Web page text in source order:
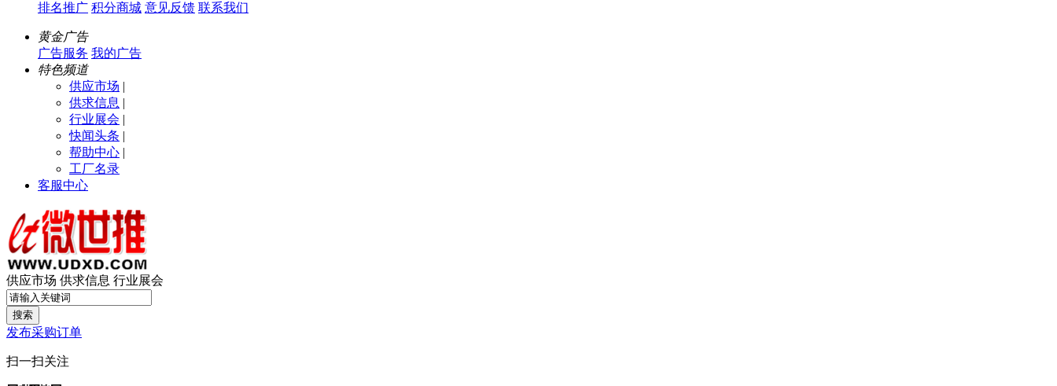
排名推广 积分商城 意见反馈 联系我们
黄金广告
广告服务 我的广告
特色频道
供应市场 |
供求信息 |
行业展会 |
快闻头条 |
帮助中心 |
工厂名录
客服中心
供应市场 供求信息 行业展会
搜索
发布采购订单
扫一扫关注